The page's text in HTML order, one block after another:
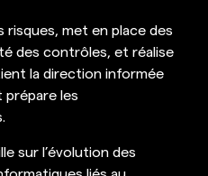
risques, met en place des
des contrôles, et réalise
la direction informée
prépare les
sur l’évolution des